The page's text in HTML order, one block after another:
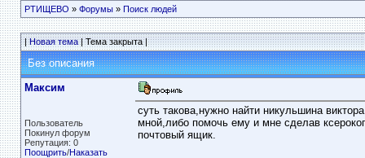
РТИЩЕВО » Форумы» Поиск людей
|Новая тема| Тема закрыта |
Без описания
Максим
Пользователь
Покинул форум
Репутация: 0
Поощрить/Наказать
суть такова,нужно найти никульшина
мной,либо помочь ему и мне сделав
почтовый ящик.